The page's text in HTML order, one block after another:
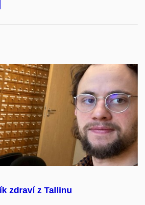
zdraví z Tallinu